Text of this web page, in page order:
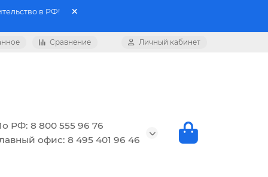
в РФ!
Сравнение Личный кабинет
РФ: 8 800 555 96 76
офис: 8 495 401 96 46